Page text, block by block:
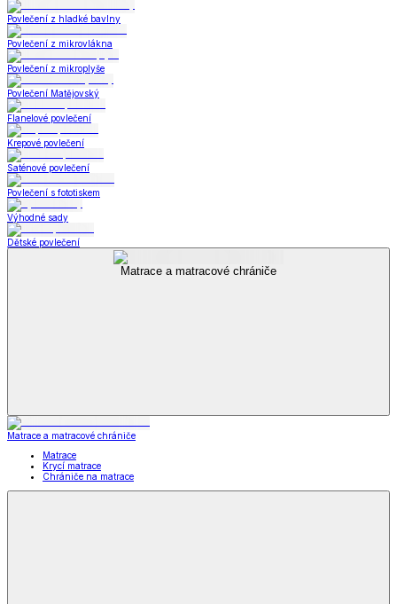
Povlečení z hladké bavlny
Povlečení z mikrovlákna
Povlečení z mikroplyše
Povlečení Matějovský
Flanelové povlečení
Krepové povlečení
Saténové povlečení
Povlečení s fototiskem
Výhodné sady
Dětské povlečení
Matrace a matracové chrániče
Matrace a matracové chrániče
Matrace
Krycí matrace
Chrániče na matrace